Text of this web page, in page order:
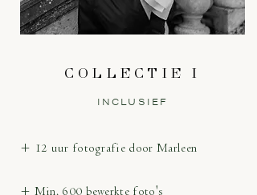
COLLECTIE I
INCLUSIEF
+ 12 uur fotografie door Marleen
+ Min. 600 bewerkte foto's